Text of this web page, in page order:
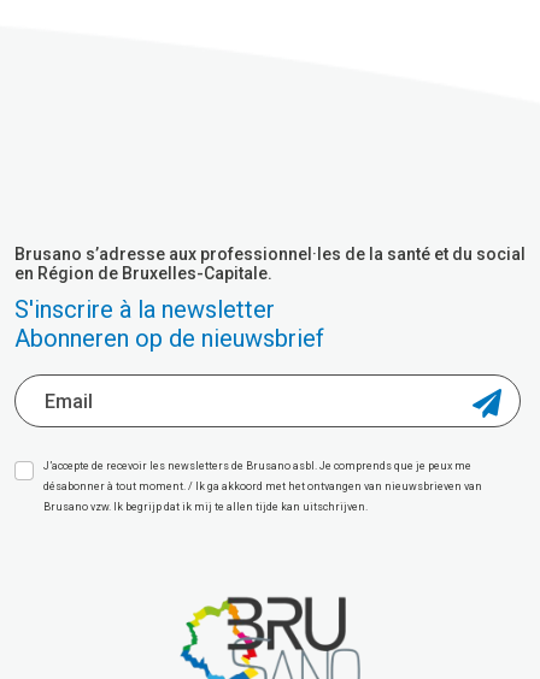
Brusano s’adresse aux professionnel·les de la santé et du social
en Région de Bruxelles-Capitale.
S'inscrire à la newsletter
Abonneren op de nieuwsbrief
J’accepte de recevoir les newsletters de Brusano asbl. Je comprends que je peux me
désabonner à tout moment. / Ik ga akkoord met het ontvangen van nieuwsbrieven van
Brusano vzw. Ik begrijp dat ik mij te allen tijde kan uitschrijven.